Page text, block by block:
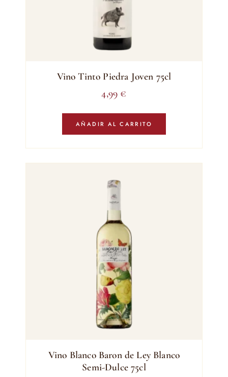
Vino Tinto Piedra Joven 75cl
4,99 €
AÑADIR AL CARRITO
Vino Blanco Baron de Ley Blanco
Semi-Dulce 75cl